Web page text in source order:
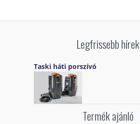
Legfrissebb hírek
Taski háti porszívó
Termék ajánló